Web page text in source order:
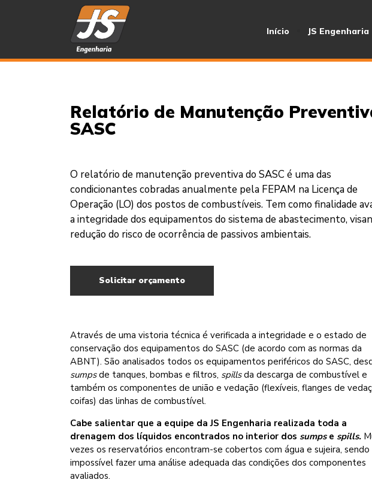
Início JS Engenharia
Relatório de Manutenção
SASC
O relatório de manutenção preventiva do SASC é uma das
condicionantes cobradas anualmente pela FEPAM na Licença de
Operação (LO) dos postos de combustíveis. Tem como finalidade
a integridade dos equipamentos do sistema de abastecimento,
redução do risco de ocorrência de passivos ambientais.
Solicitar orçamento
Através de uma vistoria técnica é verificada a integridade e o estado de
conservação dos equipamentos do SASC (de acordo com as normas da
ABNT). São analisados todos os equipamentos periféricos do SASC,
sumpsde tanques, bombas e filtros, spillsda descarga de combustível e
também os componentes de união e vedação (flexíveis, flanges de
coifas) das linhas de combustível.
Cabe salientar que a equipe da JS Engenharia realizada toda a
drenagem dos líquidos encontrados no interior dos sumpse spills.
vezes os reservatórios encontram-se cobertos com água e sujeira, sendo
impossível fazer uma análise adequada das condições dos componentes
avaliados.